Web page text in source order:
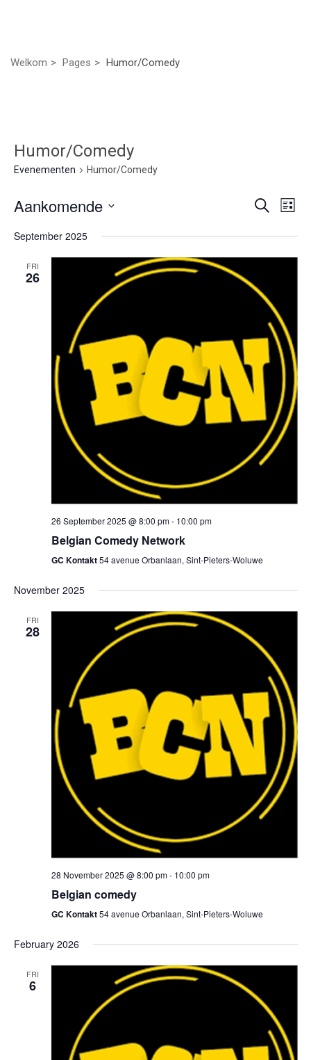
Welkom Pages Humor/Comedy
Humor/Comedy
Evenementen Humor/Comedy
en
Zoeken
Lijst
Aankomende
een
September 2025
FRI
26
26 September 2025 @ 8:00 pm- 10:00 pm
Belgian Comedy Network
GC Kontakt54 avenue Orbanlaan, Sint-Pieters-Woluwe
November 2025
FRI
28
28 November 2025 @ 8:00 pm- 10:00 pm
Belgian comedy
GC Kontakt54 avenue Orbanlaan, Sint-Pieters-Woluwe
February 2026
FRI
6